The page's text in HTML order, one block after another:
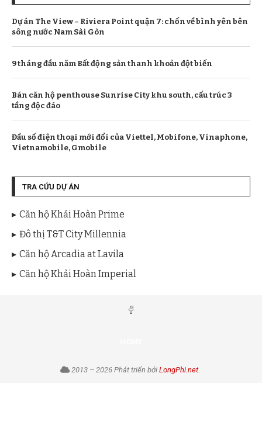
Dự án The View – Riviera Point quận 7: chốn về bình yên bên
sông nước Nam Sài Gòn
9 tháng đầu năm Bất động sản thanh khoản đột biến
Bán căn hộ penthouse Sunrise City khu south, cấu trúc 3
tầng độc đáo
Đầu số điện thoại mới đổi của Viettel, Mobifone, Vinaphone,
Vietnamobile, Gmobile
TRA CỨU DỰ ÁN
Căn hộ Khải Hoàn Prime
Đô thị T&T City Millennia
Căn hộ Arcadia at Lavila
Căn hộ Khải Hoàn Imperial
2013 – 2026 Phát triển bởi LongPhi.net.